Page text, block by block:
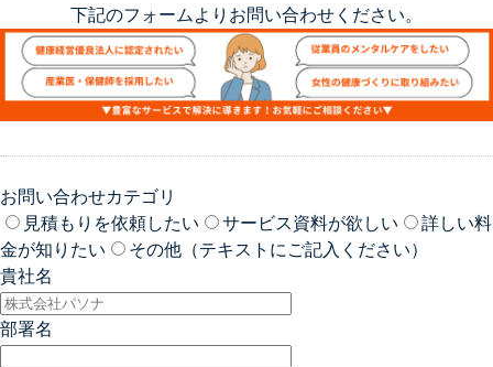
下記のフォームよりお問い合わせください。
お問い合わせカテゴリ
見積もりを依頼したい
サービス資料が欲しい
詳しい料
金が知りたい
その他（テキストにご記入ください）
貴社名
部署名